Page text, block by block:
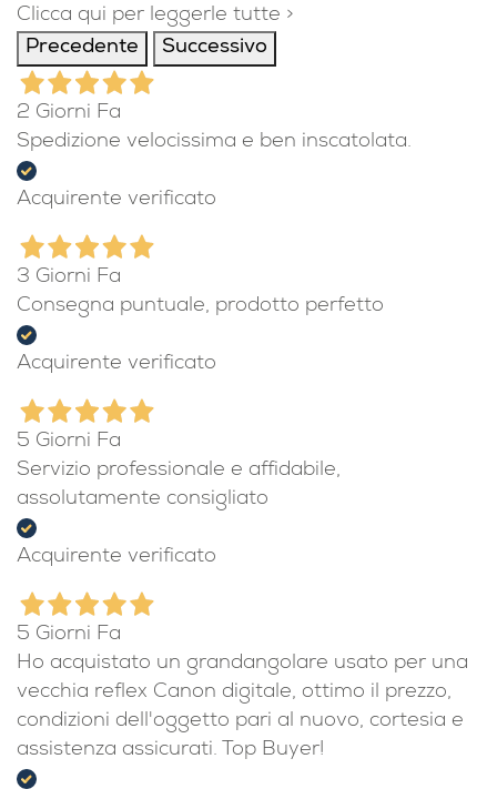
Clicca qui per leggerle tutte >
Precedente
Successivo
2 Giorni Fa
Spedizione velocissima e ben inscatolata.
Acquirente verificato
3 Giorni Fa
Consegna puntuale, prodotto perfetto
Acquirente verificato
5 Giorni Fa
Servizio professionale e affidabile,
assolutamente consigliato
Acquirente verificato
5 Giorni Fa
Ho acquistato un grandangolare usato per una
vecchia reflex Canon digitale, ottimo il prezzo,
condizioni dell'oggetto pari al nuovo, cortesia e
assistenza assicurati. Top Buyer!